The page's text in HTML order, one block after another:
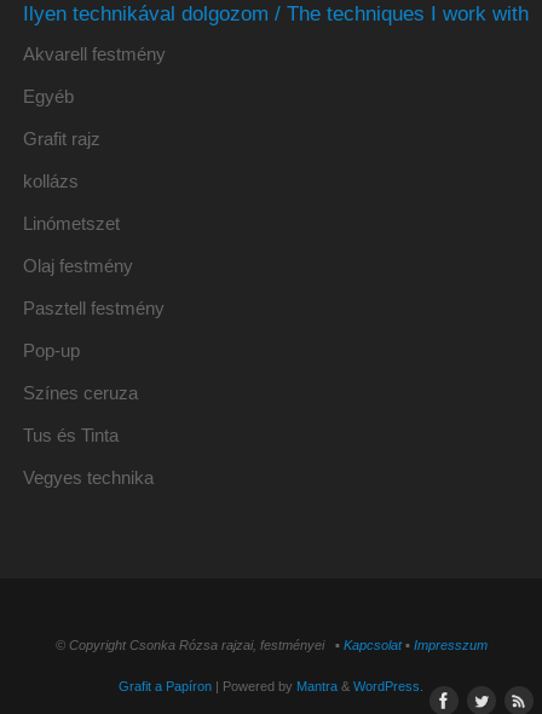
Ilyen technikával dolgozom / The techniques I work with
Akvarell festmény
Egyéb
Grafit rajz
kollázs
Linómetszet
Olaj festmény
Pasztell festmény
Pop-up
Színes ceruza
Tus és Tinta
Vegyes technika
© Copyright Csonka Rózsa rajzai, festményei ▪ Kapcsolat▪ Impresszum
Grafit a Papíron | Powered by Mantra & WordPress.